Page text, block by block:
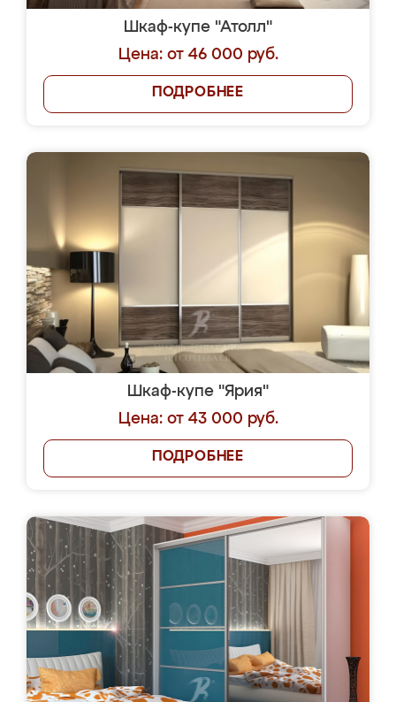
Шкаф-купе "Атолл"
Цена: от 46 000 руб.
ПОДРОБНЕЕ
Шкаф-купе "Ярия"
Цена: от 43 000 руб.
ПОДРОБНЕЕ